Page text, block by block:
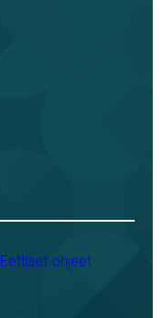
Eettiset ohjeet